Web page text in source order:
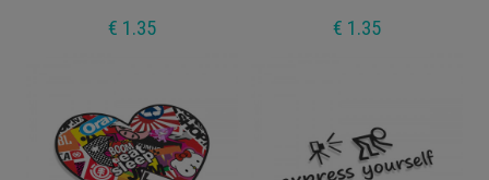
€ 1.35 € 1.35